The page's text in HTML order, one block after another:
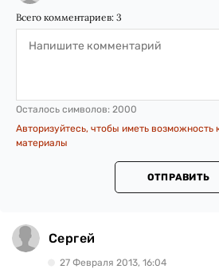
Всего комментариев: 3
Осталось символов: 2000
Авторизуйтесь, чтобы иметь возможность
материалы
ОТПРАВИТЬ
Сергей
27 Февраля 2013, 16:04